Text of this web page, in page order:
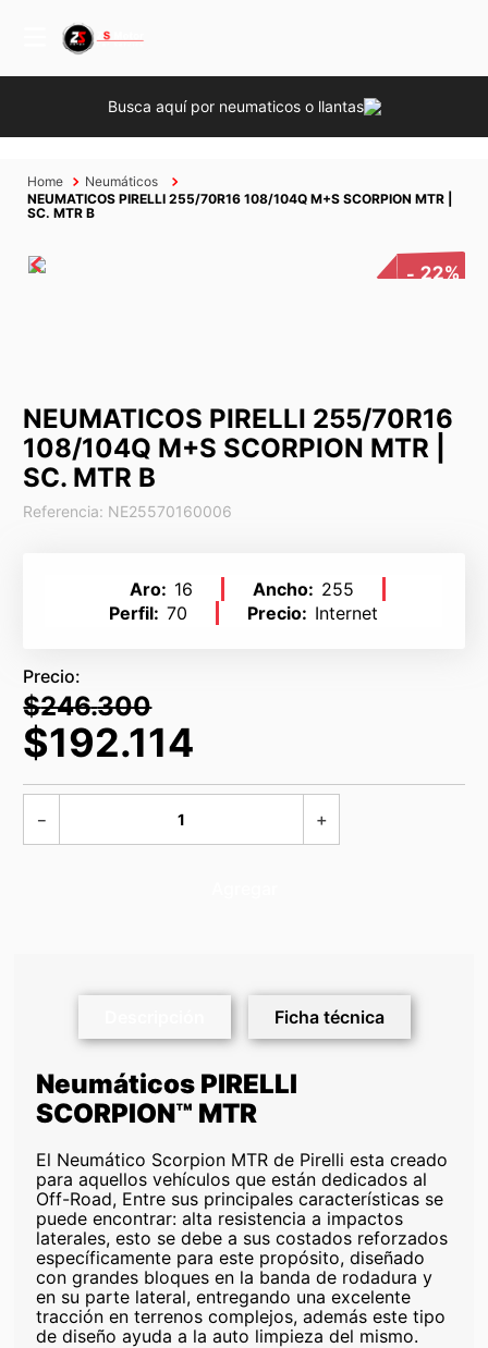
Busca aquí por neumaticos o llantas
Neumáticos
NEUMATICOS PIRELLI 255/70R16 108/104Q M+S SCORPION MTR |
SC. MTR B
22%
NEUMATICOS PIRELLI 255/70R16
108/104Q M+S SCORPION MTR |
SC. MTR B
Referencia: NE25570160006
Aro 16 Ancho
255
Perfil
70 Precio Internet
$246.300
$192.114
＋
－
Ficha técnica
Neumáticos PIRELLI
SCORPION™ MTR
El Neumático Scorpion MTR de Pirelli esta creado
para aquellos vehículos que están dedicados al
Off-Road, Entre sus principales características se
puede encontrar: alta resistencia a impactos
laterales, esto se debe a sus costados reforzados
específicamente para este propósito, diseñado
con grandes bloques en la banda de rodadura y
en su parte lateral, entregando una excelente
tracción en terrenos complejos, además este tipo
de diseño ayuda a la auto limpieza del mismo.